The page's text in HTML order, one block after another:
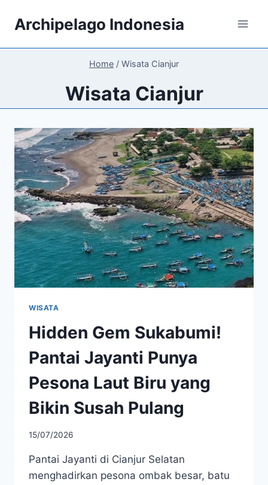
Archipelago Indonesia
Home / Wisata Cianjur
Wisata Cianjur
WISATA
Hidden Gem Sukabumi!
Pantai Jayanti Punya
Pesona Laut Biru yang
Bikin Susah Pulang
15/07/2026
Pantai Jayanti di Cianjur Selatan
menghadirkan pesona ombak besar, batu